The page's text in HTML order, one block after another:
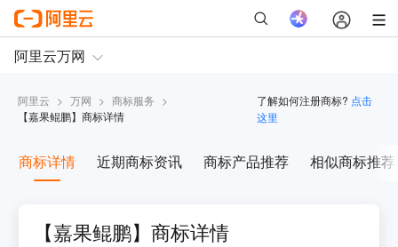
阿里云 > 万网 > 商标服务 >
【嘉果鲲鹏】商标详情
了解如何注册商标? 点击
这里
商标详情 近期商标资讯 商标产品推荐 相似商标推荐
【嘉果鲲鹏】商标详情